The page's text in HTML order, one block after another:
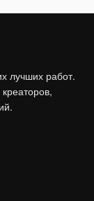
лучших работ.